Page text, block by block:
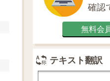
確認
無料会
テキスト翻訳